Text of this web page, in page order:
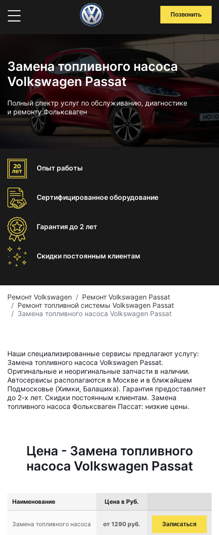
Позвонить
Замена топливного насоса
Volkswagen Passat
Полный спектр услуг по обслуживанию, диагностике
и ремонту Фольксваген
Опыт работы
Сертифицированноеоборудование
Гарантиядо 2 лет
Скидки постоянным клиентам
Ремонт Volkswagen
Ремонт Volkswagen Passat
Ремонт топливной системы Volkswagen Passat
Замена топливного насоса Volkswagen Passat
Наши специализированные сервисы предлагают услугу:
Замена топливного насоса Volkswagen Passat.
Оригинальные и неоригинальные запчасти в наличии.
Автосервисы располагаются в Москве и в ближайшем
Подмосковье (Химки, Балашиха). Гарантия предоставляет
до 2-х лет. Скидки постоянным клиентам. Замена
топливного насоса Фольксваген Пассат: низкие цены.
Цена - Замена топливного
насоса Volkswagen Passat
Наименование Цена в Руб.
Замена топливного насоса от 1290 руб. Записаться